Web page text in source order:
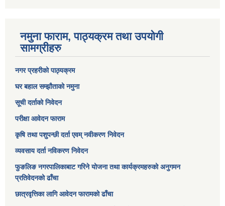
नमुना फाराम, पाठ्यक्रम तथा उपयोगी
सामग्रीहरु
नगर प्रहरीको पाठ्यक्रम
घर बहाल सम्झौताको नमुना
सूची दर्ताको निवेदन
परीक्षा आवेदन फाराम
कृषि तथा पशुपन्छी दर्ता एवम् नवीकरण निवेदन
व्यवसाय दर्ता नविकरण निवेदन
फुङलिङ नगरपालिकाबाट गरिने योजना तथा कार्यक्रमहरुको अनुगमन
प्रतिवेदनको ढाँचा
छात्रवृत्तिका लागि आवेदन फारामको ढाँचा